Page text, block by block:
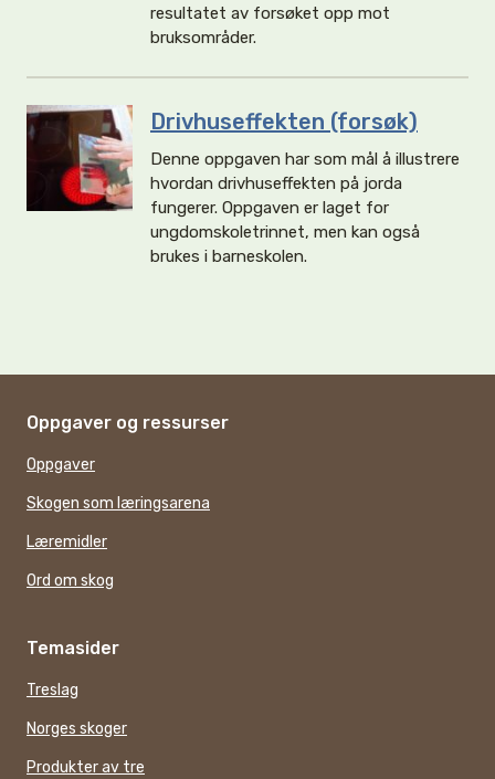
resultatet av forsøket opp mot
bruksområder.
Drivhuseffekten (forsøk)
Denne oppgaven har som mål å illustrere
hvordan drivhuseffekten på jorda
fungerer. Oppgaven er laget for
ungdomskoletrinnet, men kan også
brukes i barneskolen.
Oppgaver og ressurser
Oppgaver
Skogen som læringsarena
Læremidler
Ord om skog
Temasider
Treslag
Norges skoger
Produkter av tre